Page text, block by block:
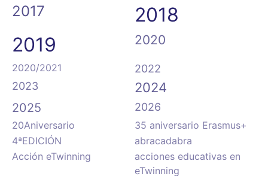
2017
2018
2019
2020
2020/2021
2022
2023
2024
2025 2026
20Aniversario
35 aniversario Erasmus+
4ªEDICIÓN
abracadabra
Acción eTwinning
acciones educativas en
eTwinning